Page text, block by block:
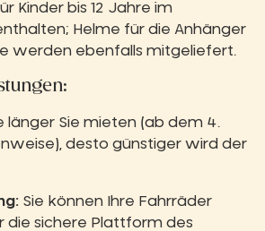
Kinder bis 12 Jahre im
Helme für die Anhänger
werden ebenfalls mitgeliefert.
länger Sie mieten (ab dem 4.
desto günstiger wird der
Sie können Ihre Fahrräder
die sichere Plattform des